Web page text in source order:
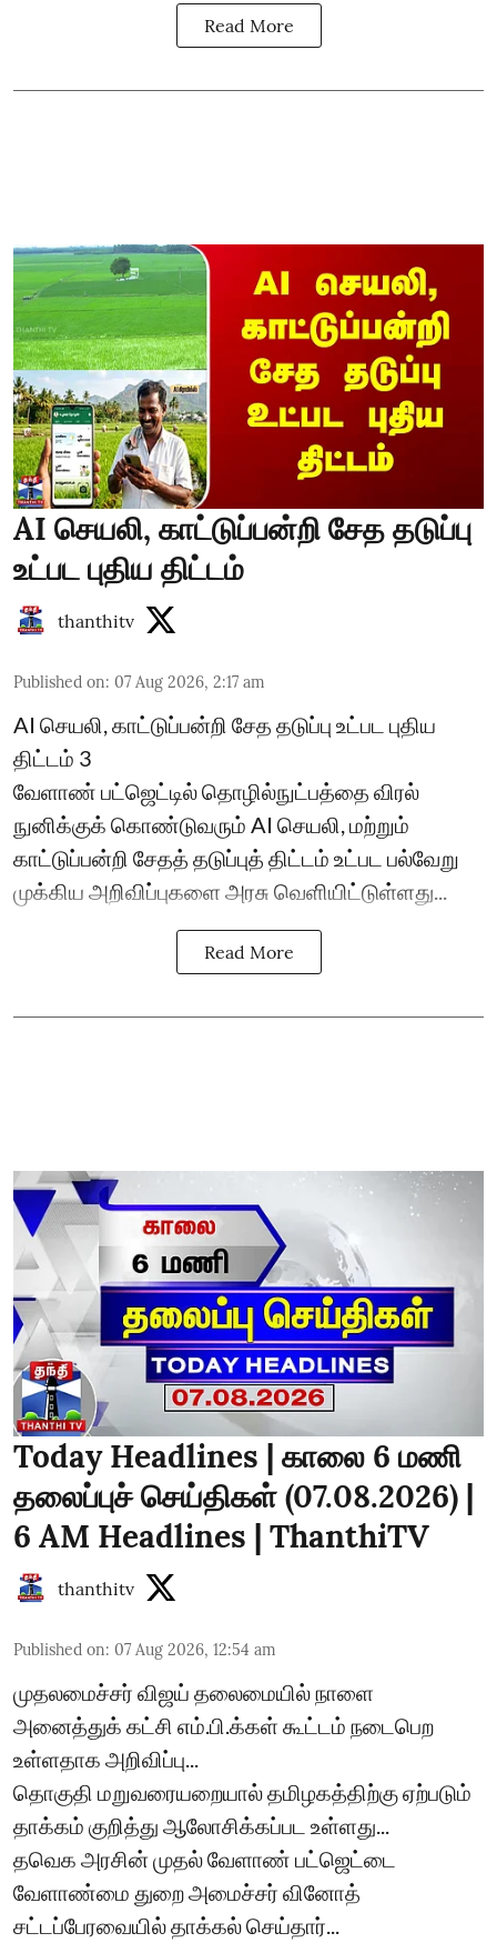
Read More
AI செயலி, காட்டுப்பன்றி சேத தடுப்பு
உட்பட புதிய திட்டம்
thanthitv
Published on: 07 Aug 2026, 2:17 am
AI செயலி, காட்டுப்பன்றி சேத தடுப்பு உட்பட புதிய
திட்டம் 3
வேளாண் பட்ஜெட்டில் தொழில்நுட்பத்தை விரல்
நுனிக்குக் கொண்டுவரும் AI செயலி, மற்றும்
காட்டுப்பன்றி சேதத் தடுப்புத் திட்டம் உட்பட பல்வேறு
முக்கிய அறிவிப்புகளை அரசு வெளியிட்டுள்ளது...
Read More
Today Headlines | காலை 6 மணி
தலைப்புச் செய்திகள் (07.08.2026) |
6 AM Headlines | ThanthiTV
thanthitv
Published on: 07 Aug 2026, 12:54 am
முதலமைச்சர் விஜய் தலைமையில் நாளை
அனைத்துக் கட்சி எம்.பி.க்கள் கூட்டம் நடைபெற
உள்ளதாக அறிவிப்பு...
தொகுதி மறுவரையறையால் தமிழகத்திற்கு ஏற்படும்
தாக்கம் குறித்து ஆலோசிக்கப்பட உள்ளது...
தவெக அரசின் முதல் வேளாண் பட்ஜெட்டை
வேளாண்மை துறை அமைச்சர் வினோத்
சட்டப்பேரவையில் தாக்கல் செய்தார்...